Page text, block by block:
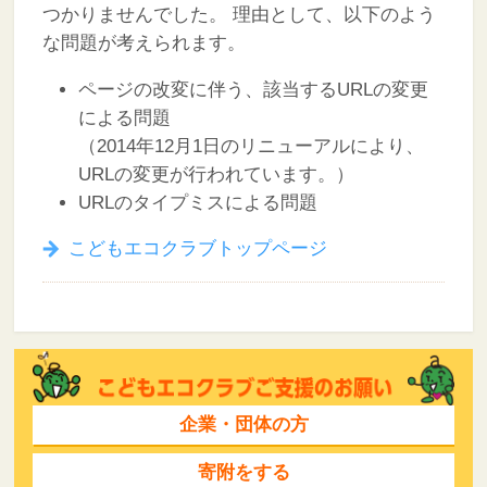
つかりませんでした。
理由として、以下のよう
な問題が考えられます。
ページの改変に伴う、該当するURLの変更
による問題
（2014年12月1日のリニューアルにより、
URLの変更が行われています。）
URLのタイプミスによる問題
こどもエコクラブトップページ
企業・団体の方
寄附をする